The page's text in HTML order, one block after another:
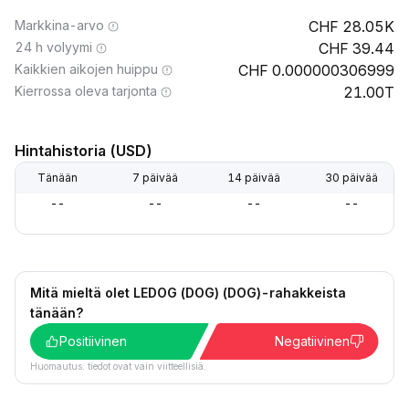
Markkina-arvo 28.05K
24 h volyymi 39.44
Kaikkien aikojen huippu 0.000000306999
Kierrossa oleva tarjonta 21.00T
Hintahistoria (USD)
Tänään 7 päivää 14 päivää 30 päivää
-- -- -- --
Mitä mieltä olet LEDOG (DOG) (DOG)-rahakkeista
tänään?
Positiivinen
Negatiivinen
Huomautus: tiedot ovat vain viitteellisiä.